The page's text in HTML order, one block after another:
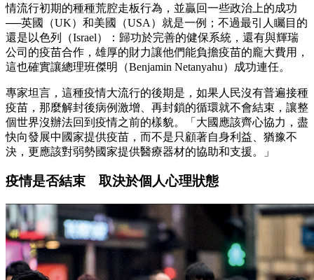
情流行初期的種種荒腔走板行為，並贏回一些政治上的成功
──英國（UK）和美國（USA）就是一例；不過最引人矚目的
還是以色列（Israel）：歸功於完善的健保系統，還有與輝瑞
公司的疫苗合作，雄厚的財力讓他們能負擔疫苗的龐大費用，
這也確實讓總理班傑明（Benjamin Netanyahu）成功連任。
專家坦言，這種疫情大流行的後期是，如果人民沒有普遍接種
疫苗，那麼解封後病例激增、再封鎖的循環就不會結束，讓整
個世界沒辦法回到疫情之前的樣貌。「大國應該齊心協力，盡
快向發展中國家提供疫苗，而不是只顧著自身利益、猶豫不
決，更應該對弱勢國家提供醫療器材的協助和支援。」
疫情是否結束 取決於個人心理狀態